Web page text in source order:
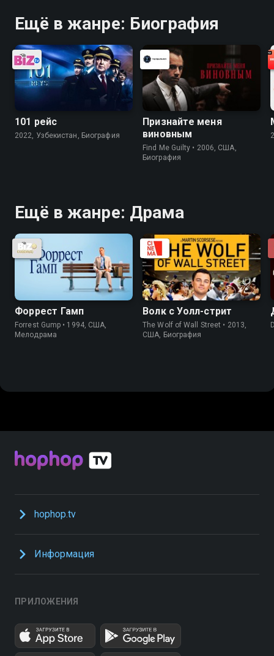
Ещё в жанре: Биография
101 рейс
2022, Узбекистан, Биография
Признайте меня
виновным
Find Me Guilty • 2006, США,
Биография
Ещё в жанре: Драма
Форрест Гамп
Forrest Gump • 1994, США,
Мелодрама
Волк с Уолл-стрит
The Wolf of Wall Street • 2013,
США, Биография
hophop.tv
Информация
ПРИЛОЖЕНИЯ